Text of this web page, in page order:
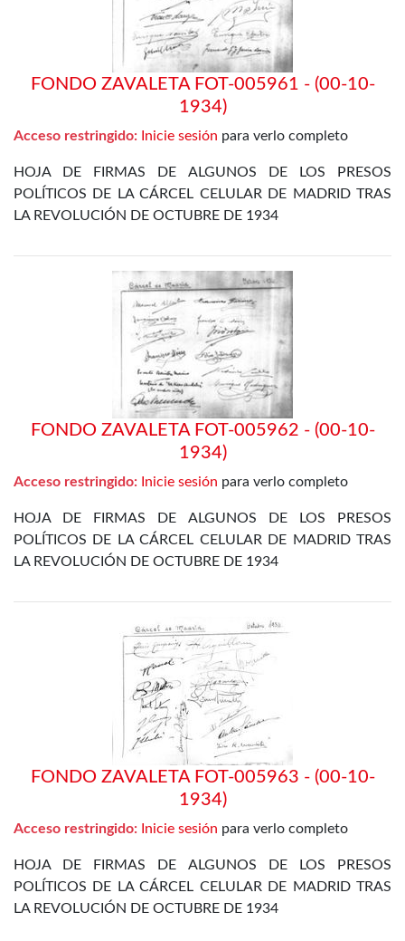
FONDO ZAVALETA FOT-005961 - (00-10-
1934)
Acceso restringido: Inicie sesión para verlo completo
HOJA DE FIRMAS DE ALGUNOS DE LOS PRESOS
POLÍTICOS DE LA CÁRCEL CELULAR DE MADRID TRAS
LA REVOLUCIÓN DE OCTUBRE DE 1934
FONDO ZAVALETA FOT-005962 - (00-10-
1934)
Acceso restringido: Inicie sesión para verlo completo
HOJA DE FIRMAS DE ALGUNOS DE LOS PRESOS
POLÍTICOS DE LA CÁRCEL CELULAR DE MADRID TRAS
LA REVOLUCIÓN DE OCTUBRE DE 1934
FONDO ZAVALETA FOT-005963 - (00-10-
1934)
Acceso restringido: Inicie sesión para verlo completo
HOJA DE FIRMAS DE ALGUNOS DE LOS PRESOS
POLÍTICOS DE LA CÁRCEL CELULAR DE MADRID TRAS
LA REVOLUCIÓN DE OCTUBRE DE 1934